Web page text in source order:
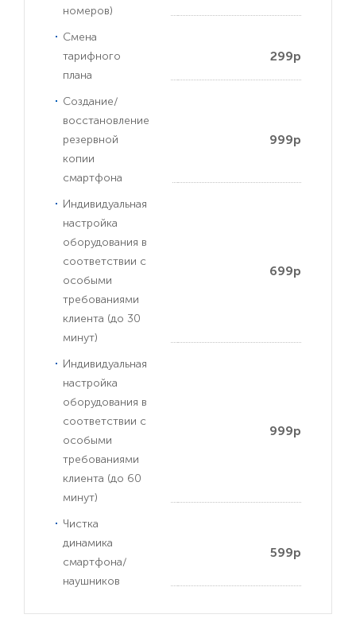
номеров)
Смена
тарифного
плана
299р
Создание/
восстановление
резервной
копии
смартфона
999р
Индивидуальная
настройка
оборудования в
соответствии с
особыми
требованиями
клиента (до 30
минут)
699р
Индивидуальная
настройка
оборудования в
соответствии с
особыми
требованиями
клиента (до 60
минут)
999р
Чистка
динамика
смартфона/
наушников
599р